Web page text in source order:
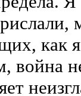
как
война